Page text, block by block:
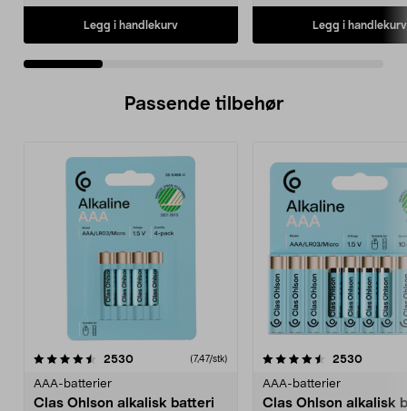
Legg i handlekurv Legg i handlekurv
Passende tilbehør
2530anmeldelser(7,47/stk)
AAA-batterier
Clas Ohlson alkalisk batteri
4.5av 5 stjerner 2530
AAA-batterier
Clas Ohlson alkalisk
4.5av 5 stjerner